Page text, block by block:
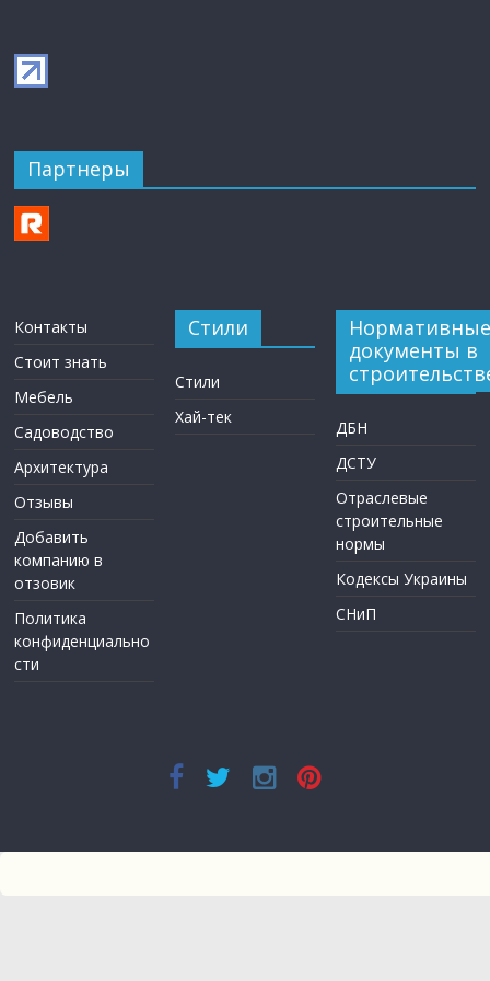
Партнеры
Контакты
Стоит знать
Мебель
Садоводство
Архитектура
Отзывы
Добавить
компанию в
отзовик
Политика
конфиденциально
сти
Стили
Стили
Хай-тек
Нормативные
документы в
ДБН
ДСТУ
Отраслевые
строительные
нормы
Кодексы Украины
СНиП